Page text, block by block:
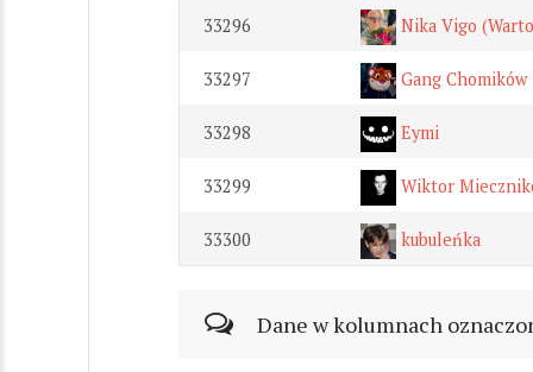
33296 Nika Vigo
33297 Gang Chomików
33298 Eymi
33299 Wiktor
33300 kubuleńka
Dane w kolumnach